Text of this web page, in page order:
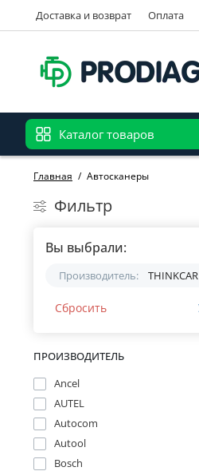
Доставка и возврат Оплата
Каталог товаров
Главная Автосканеры
Фильтр
Вы выбрали:
Производитель: THINKCAR
Сбросить
ПРОИЗВОДИТЕЛЬ
Ancel
AUTEL
Autocom
Autool
Bosch